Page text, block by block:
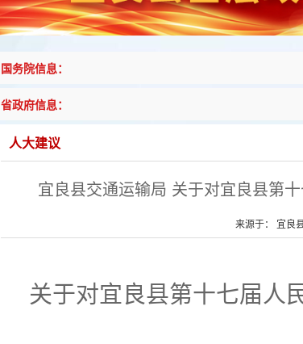
国务院信息：
省政府信息：
人大建议
宜良县交通运输局 关于对宜良县第
来源于： 宜良
关于对宜良县第十七届人